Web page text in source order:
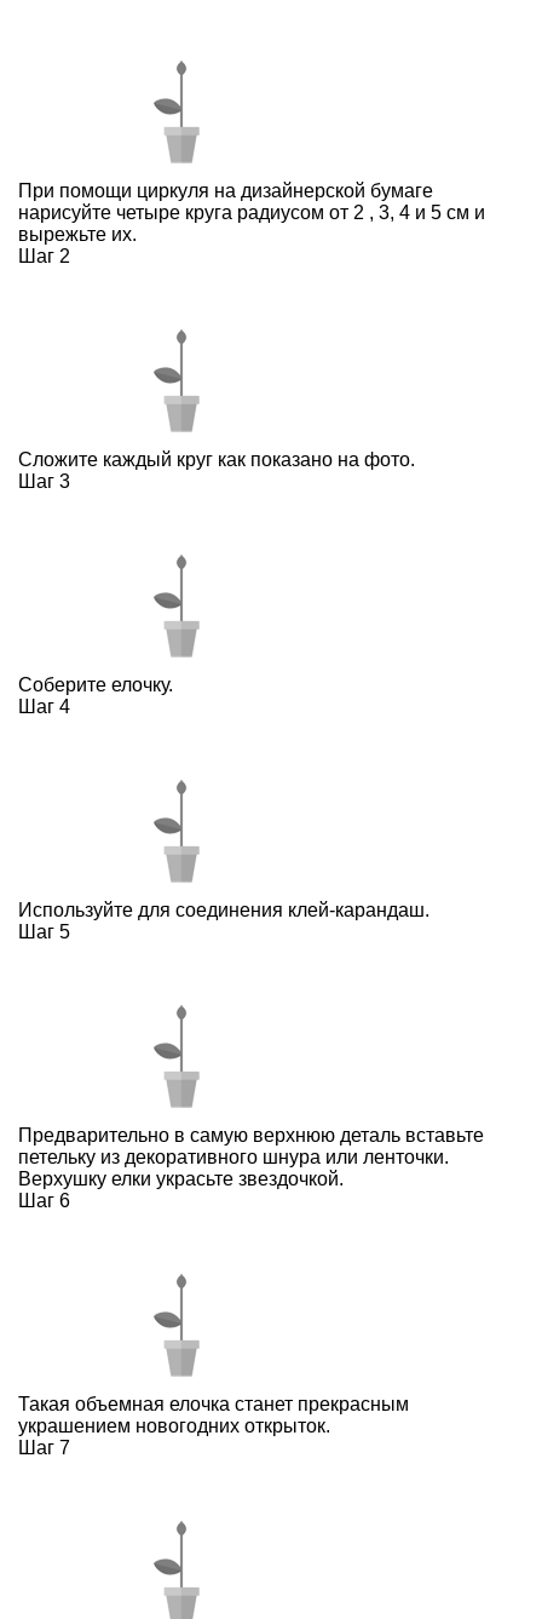
При помощи циркуля на дизайнерской бумаге
нарисуйте четыре круга радиусом от 2 , 3, 4 и 5 см и
вырежьте их.
Шаг 2
Сложите каждый круг как показано на фото.
Шаг 3
Соберите елочку.
Шаг 4
Используйте для соединения клей-карандаш.
Шаг 5
Предварительно в самую верхнюю деталь вставьте
петельку из декоративного шнура или ленточки.
Верхушку елки украсьте звездочкой.
Шаг 6
Такая объемная елочка станет прекрасным
украшением новогодних открыток.
Шаг 7